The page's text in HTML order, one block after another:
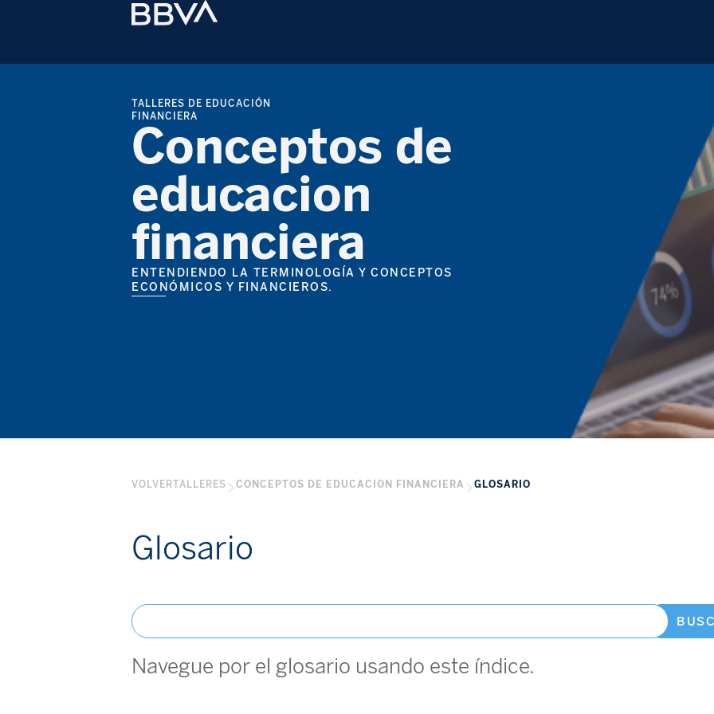
TALLERES DE EDUCACIÓN
FINANCIERA
Conceptos de
educacion
financiera
ENTENDIENDO LA TERMINOLOGÍA Y CONCEPTOS
ECONÓMICOS Y FINANCIEROS.
VOLVER TALLERES CONCEPTOS DE EDUCACION FINANCIERA GLOSARIO
Glosario
Navegue por el glosario usando este índice.